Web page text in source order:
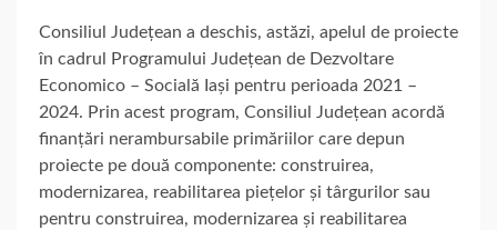
Consiliul Județean a deschis, astăzi, apelul de proiecte
în cadrul Programului Județean de Dezvoltare
Economico – Socială Iași pentru perioada 2021 –
2024. Prin acest program, Consiliul Județean acordă
finanțări nerambursabile primăriilor care depun
proiecte pe două componente: construirea,
modernizarea, reabilitarea piețelor și târgurilor sau
pentru construirea, modernizarea și reabilitarea